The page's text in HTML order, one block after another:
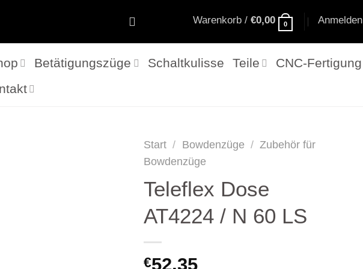
Warenkorb /€0,00 0 Anmelden
Betätigungszüge Schaltkulisse Teile CNC-Fertigung
Start / Bowdenzüge / Zubehör für
Bowdenzüge
Teleflex Dose
AT4224 / N 60 LS
€52,35